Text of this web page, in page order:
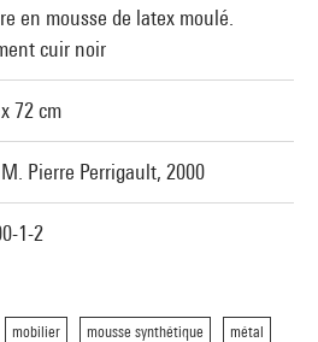
en mousse de latex moulé.
cuir noir
72 cm
Pierre Perrigault, 2000
1-2
mobilier mousse synthétique métal